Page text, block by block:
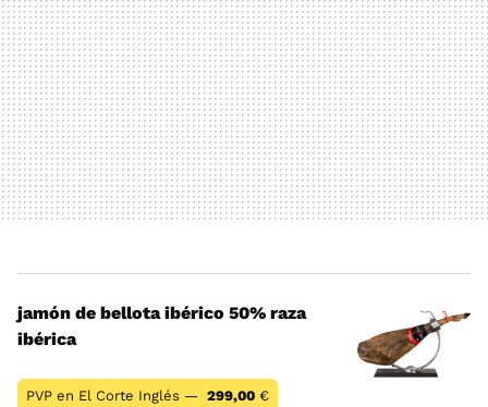
jamón de bellota ibérico 50% raza
ibérica
PVP en El Corte Inglés — 299,00 €